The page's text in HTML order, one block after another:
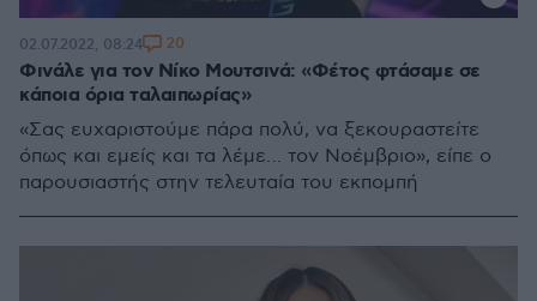
Φινάλε για τον Νίκο Μουτσινά: «Φέτος φτάσαμε σε
κάποια όρια ταλαιπωρίας»
«Σας ευχαριστούμε πάρα πολύ, να ξεκουραστείτε
όπως και εμείς και τα λέμε… τον Νοέμβριο», είπε ο
παρουσιαστής στην τελευταία του εκπομπή
02.07.2022, 08:24 20